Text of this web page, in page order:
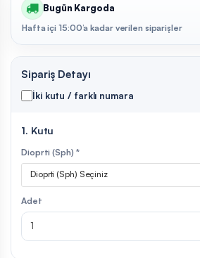
Bugün Kargoda
Hafta içi 15:00’a kadar verilen siparişler
Sipariş Detayı
İki kutu / farklı numara
1. Kutu
Dioprti (Sph) *
Dioprti (Sph) Seçiniz
Adet